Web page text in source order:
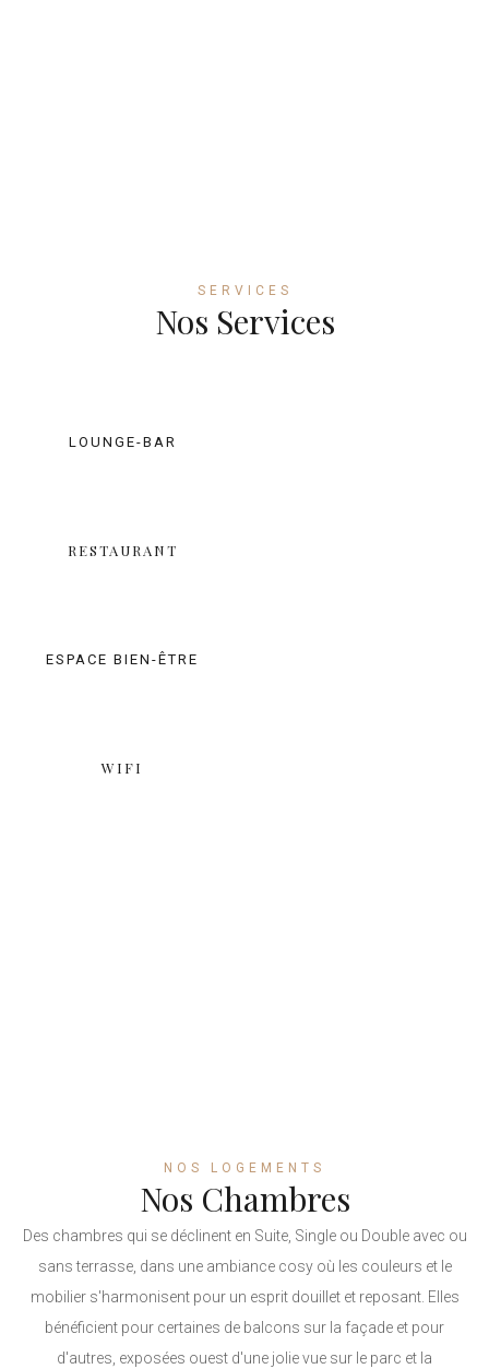
SERVICES
Nos Services
LOUNGE-BAR
RESTAURANT
ESPACE BIEN-ÊTRE
WIFI
NOS LOGEMENTS
Nos Chambres
Des chambres qui se déclinent en Suite, Single ou Double avec ou
sans terrasse, dans une ambiance cosy où les couleurs et le
mobilier s'harmonisent pour un esprit douillet et reposant. Elles
bénéficient pour certaines de balcons sur la façade et pour
d'autres, exposées ouest d'une jolie vue sur le parc et la